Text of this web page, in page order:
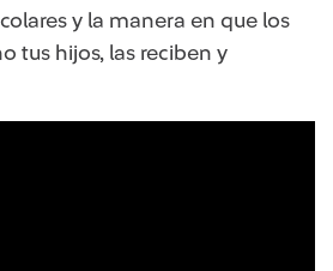
y la manera en que los
tus hijos, las reciben y